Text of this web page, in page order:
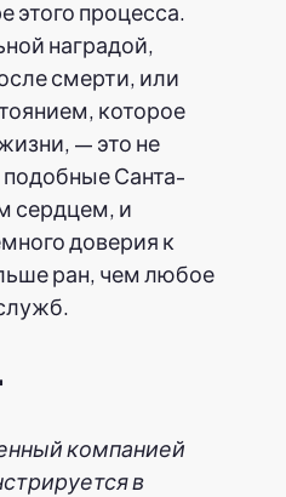
этого процесса.
наградой,
смерти, или
которое
— это не
Санта-
сердцем, и
доверия к
ран, чем любое
компанией
в